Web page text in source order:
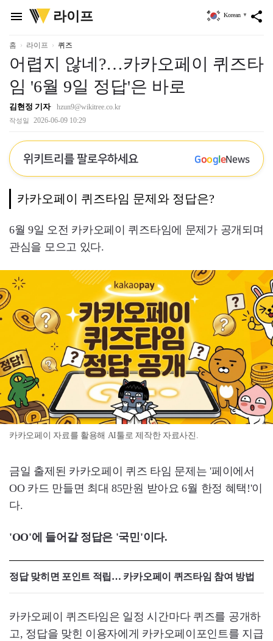
menu
위
키
리
라이프 share
Korean ▼
홈 라이프 퀴즈
어렵지 않네?…카카오페이 퀴즈타
임 '6월 9일 정답'은 바로
김현정 기자 hzun9@wikitree.co.kr
작성일 2026-06-09 10:29
위키트리를 팔로우하세요 GoogleNews
카카오페이 퀴즈타임 문제와 정답은?
6월 9일 오전 카카오페이 퀴즈타임에 문제가 공개되며
관심을 모으고 있다.
카카오페이 자료를 활용해 AI툴로 제작한 자료사진.
금일 출제된 카카오페이 퀴즈 타임 문제는 '페이에서
OO 카드 만들면 최대 85만원 받아요 6월 한정 혜택!'이
다.
'OO'에 들어갈 정답은 '국민'이다.
정답 맞히면 포인트 적립… 카카오페이 퀴즈타임 참여 방법
카카오페이 퀴즈타임은 일정 시간마다 퀴즈를 공개하
고, 정답을 맞힌 이용자에게 카카오페이포인트를 지급